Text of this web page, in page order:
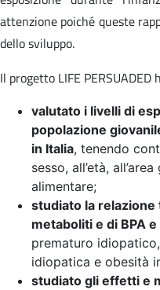
attenzione poiché queste
dello sviluppo.
Il progetto LIFE PERSUADED
valutato i livelli di
popolazione
in Italia, tenendo
sesso, all’età,
alimentare;
studiato la relazione
metaboliti e di BPA
prematuro
idiopatica e obesità
studiato gli effetti e